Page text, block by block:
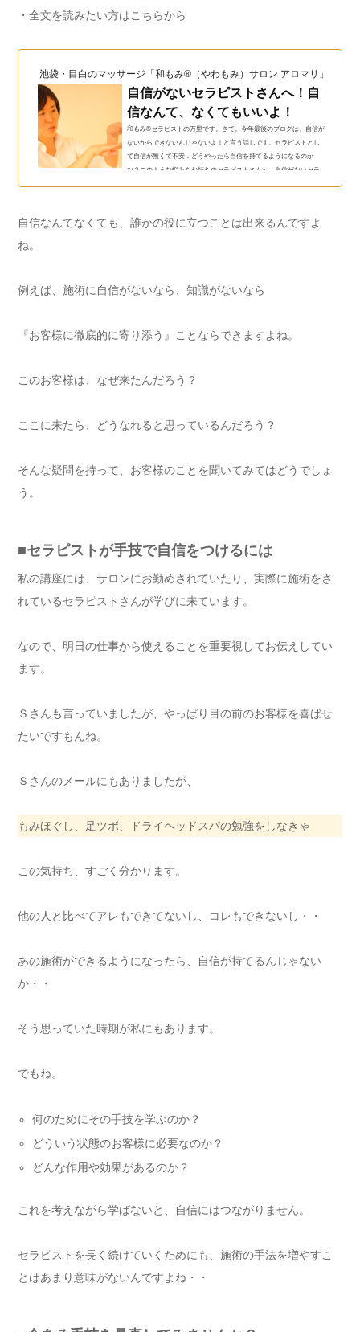
・全文を読みたい方はこちらから
池袋・目白のマッサージ「和もみ®（やわもみ）サロン アロマリ」（和
自信がないセラピストさんへ！自
信なんて、なくてもいいよ！
和もみ®セラピストの万里です。さて。今年最後のブログは、自信が
ないからできないんじゃないよ！と言う話しです。セラピストとし
て自信が無くて不安…どうやったら自信を持てるようになるのか
な？このような悩みをお持ちのセラピストさんへ。自信がないセラ
イスをしています。１、どうしたら自信が持てそうか考えてみて技
自信なんてなくても、誰かの役に立つことは出来るんですよ
ね。
例えば、施術に自信がないなら、知識がないなら
『お客様に徹底的に寄り添う』ことならできますよね。
このお客様は、なぜ来たんだろう？
ここに来たら、どうなれると思っているんだろう？
そんな疑問を持って、お客様のことを聞いてみてはどうでしょ
う。
■セラピストが手技で自信をつけるには
私の講座には、サロンにお勤めされていたり、実際に施術をさ
れているセラピストさんが学びに来ています。
なので、明日の仕事から使えることを重要視してお伝えしてい
ます。
Ｓさんも言っていましたが、やっぱり目の前のお客様を喜ばせ
たいですもんね。
Ｓさんのメールにもありましたが、
もみほぐし、足ツボ、ドライヘッドスパの勉強をしなきゃ
この気持ち、すごく分かります。
他の人と比べてアレもできてないし、コレもできないし・・
あの施術ができるようになったら、自信が持てるんじゃない
か・・
そう思っていた時期が私にもあります。
でもね。
何のためにその手技を学ぶのか？
どういう状態のお客様に必要なのか？
どんな作用や効果があるのか？
これを考えながら学ばないと、自信にはつながりません。
セラピストを長く続けていくためにも、施術の手法を増やすこ
とはあまり意味がないんですよね・・